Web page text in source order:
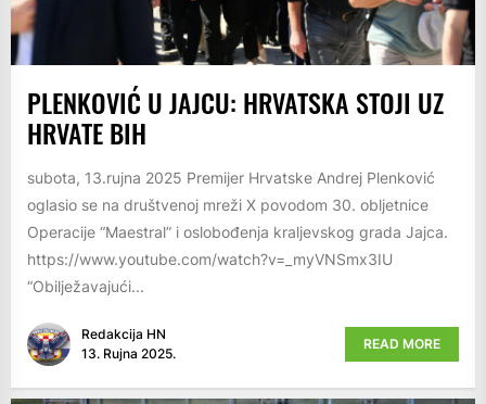
PLENKOVIĆ U JAJCU: HRVATSKA STOJI UZ
HRVATE BIH
subota, 13.rujna 2025 Premijer Hrvatske Andrej Plenković
oglasio se na društvenoj mreži X povodom 30. obljetnice
Operacije “Maestral” i oslobođenja kraljevskog grada Jajca.
https://www.youtube.com/watch?v=_myVNSmx3IU
“Obilježavajući...
Redakcija HN
13. Rujna 2025.
READ MORE